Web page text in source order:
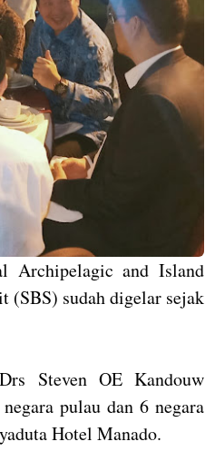
Archipelagic and Island
(SBS) sudah digelar sejak
Steven OE Kandouw
pulau dan 6 negara
Hotel Manado.